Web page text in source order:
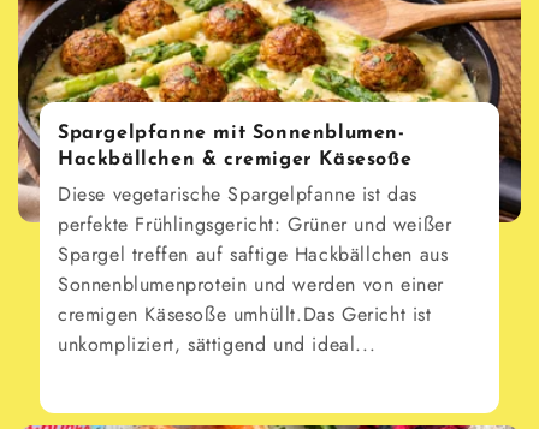
Spargelpfanne mit Sonnenblumen-
Hackbällchen & cremiger Käsesoße
Diese vegetarische Spargelpfanne ist das
perfekte Frühlingsgericht: Grüner und weißer
Spargel treffen auf saftige Hackbällchen aus
Sonnenblumenprotein und werden von einer
cremigen Käsesoße umhüllt.Das Gericht ist
unkompliziert, sättigend und ideal...